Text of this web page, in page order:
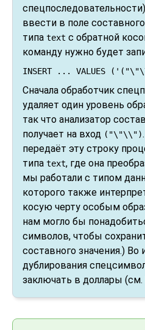
ввести в поле
типа text с обратной
команду нужно будет
INSERT ... VALUES
Сначала обработчик
удаляет один уровень
так что анализатор
получает на вход ("\"\\")
передаёт эту строку
типа text, где она
мы работали с типом
которого также
косую черту особым
нам могло бы
символов, чтобы
составного значения.) Во
дублирования
заключать в доллары (см.